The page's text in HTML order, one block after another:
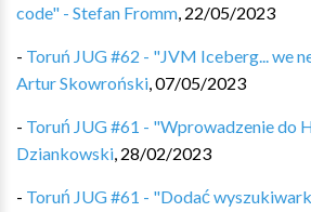
code" - Stefan Fromm, 22/05/2023
- Toruń JUG #62 - "JVM Iceberg... we
Artur Skowroński,07/05/2023
- Toruń JUG #61 - "Wprowadzenie do
Dziankowski, 28/02/2023
- Toruń JUG #61 - "Dodać